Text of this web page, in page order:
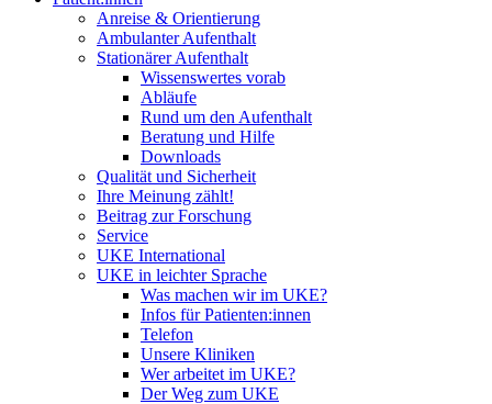
Anreise & Orientierung
Ambulanter Aufenthalt
Stationärer Aufenthalt
Wissenswertes vorab
Abläufe
Rund um den Aufenthalt
Beratung und Hilfe
Downloads
Qualität und Sicherheit
Ihre Meinung zählt!
Beitrag zur Forschung
Service
UKE International
UKE in leichter Sprache
Was machen wir im UKE?
Infos für Patienten:innen
Telefon
Unsere Kliniken
Wer arbeitet im UKE?
Der Weg zum UKE